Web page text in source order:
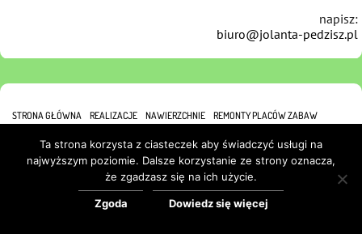
napisz:
biuro@jolanta-pedzisz.pl
STRONA GŁÓWNA REALIZACJE NAWIERZCHNIE
REMONTY PLACÓW ZABAW
Ta strona korzysta z ciasteczek aby świadczyć usługi na
najwyższym poziomie. Dalsze korzystanie ze strony oznacza,
że zgadzasz się na ich użycie.
Zgoda Dowiedz się więcej